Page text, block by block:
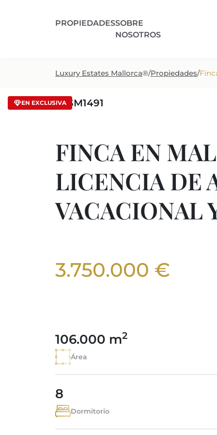
PROPIEDADESSOBRE
NOSOTROS
Luxury Estates Mallorca®/Propiedades/
EN EXCLUSIVA/ LSM1491
FINCA EN
LICENCIA DE
VACACIONAL
3.750.000 €
106.000 m2
Área
8
Dormitorio